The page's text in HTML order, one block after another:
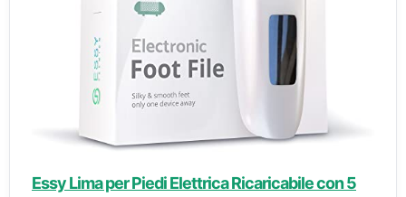
Essy Lima per Piedi Elettrica Ricaricabile con 5